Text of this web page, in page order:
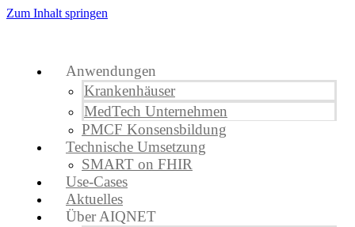
Zum Inhalt springen
Anwendungen
Krankenhäuser
MedTech Unternehmen
PMCF Konsensbildung
Technische Umsetzung
SMART on FHIR
Use-Cases
Aktuelles
Über AIQNET